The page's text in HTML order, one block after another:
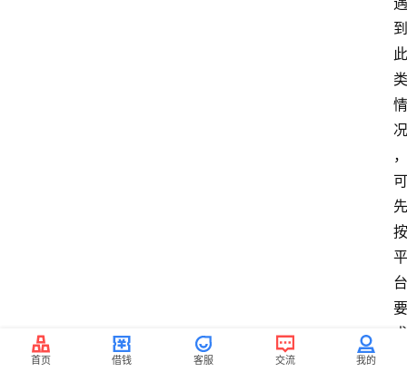
到
此
类
情
况
，
可
先
按
平
台
要
求
首页 借钱 客服 交流 我的